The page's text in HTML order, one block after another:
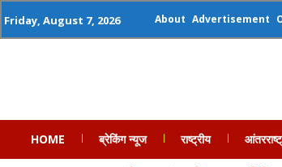
Friday, August 7, 2026 About Advertisement
HOME ब्रेकिंग न्यूज राष्ट्रीय